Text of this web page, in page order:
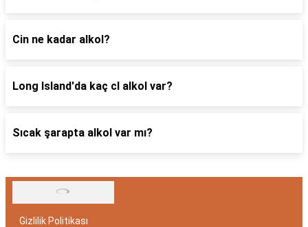
Cin ne kadar alkol?
Long Island'da kaç cl alkol var?
Sıcak şarapta alkol var mı?
Gizlilik Politikası